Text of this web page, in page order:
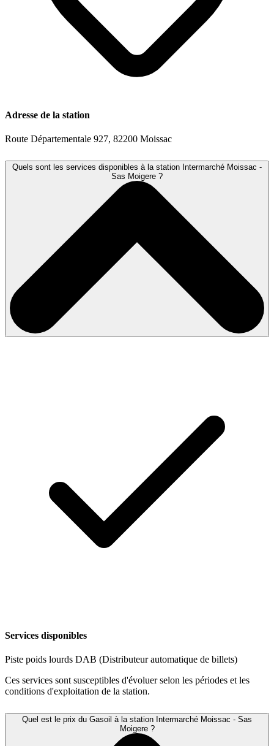
Adresse de la station
Route Départementale 927, 82200 Moissac
Quels sont les services disponibles à la station Intermarché Moissac -
Sas Moigere ?
Services disponibles
Piste poids lourds DAB (Distributeur automatique de billets)
Ces services sont susceptibles d'évoluer selon les périodes et les
conditions d'exploitation de la station.
Quel est le prix du Gasoil à la station Intermarché Moissac - Sas
Moigere ?